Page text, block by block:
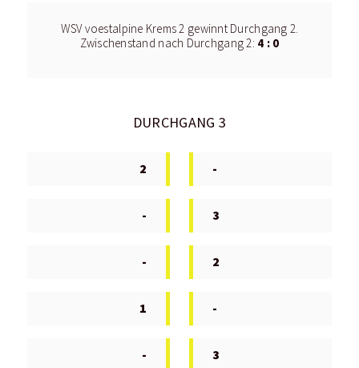
WSV voestalpine Krems 2 gewinnt Durchgang 2.
Zwischenstand nach Durchgang 2: 4 : 0
DURCHGANG 3
2 -
- 3
- 2
1 -
- 3